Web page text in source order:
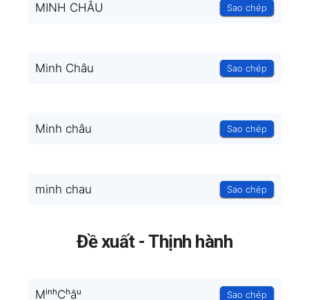
MINH CHÂU Sao chép
Minh Châu Sao chép
Minh châu Sao chép
minh chau Sao chép
Đề xuất - Thịnh hành
MⁱⁿʰCʰâᵘ Sao chép